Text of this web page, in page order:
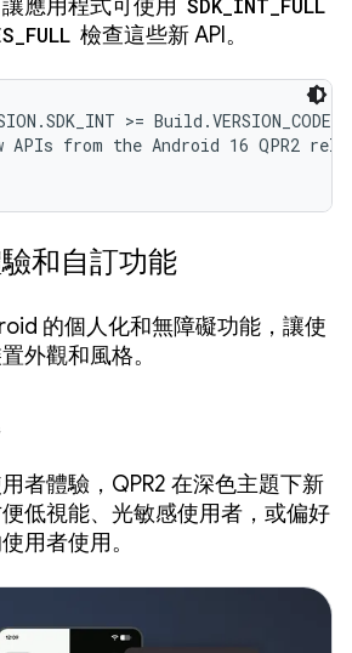
應用程式可使用 SDK_INT_FULL
檢查這些新 API。
>=
APIs from the Android 16 QPR2
和自訂功能
的個人化和無障礙功能，讓使
外觀和風格。
者體驗，QPR2 在深色主題下新
低視能、光敏感使用者，或偏好
用者使用。